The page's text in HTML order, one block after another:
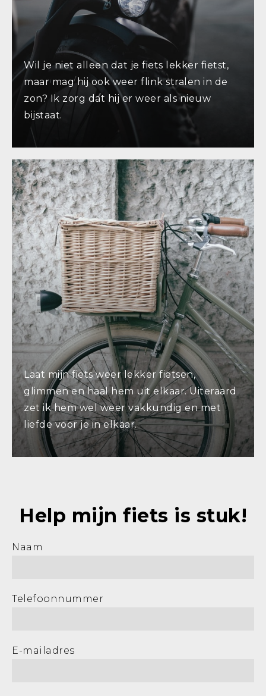
Wil je niet alleen dat je fiets lekker fietst,
maar mag hij ook weer flink stralen in de
zon? Ik zorg dat hij er weer als nieuw
bijstaat.
Laat mijn fiets weer lekker fietsen,
glimmen en haal hem uit elkaar. Uiteraard
zet ik hem wel weer vakkundig en met
liefde voor je in elkaar.
Help mijn fiets is stuk!
Naam
Telefoonnummer
E-mailadres